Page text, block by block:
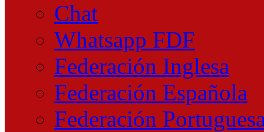
Chat
Whatsapp FDF
Federación Inglesa
Federación Española
Federación